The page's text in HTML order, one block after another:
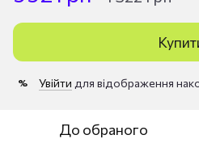
% Увійти для відображення
До обраного